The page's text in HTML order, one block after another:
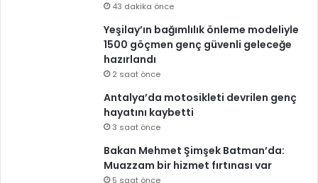
43 dakika önce
Yeşilay’ın bağımlılık önleme modeliyle
1500 göçmen genç güvenli geleceğe
hazırlandı
2 saat önce
Antalya’da motosikleti devrilen genç
hayatını kaybetti
3 saat önce
Bakan Mehmet Şimşek Batman’da:
Muazzam bir hizmet fırtınası var
5 saat önce